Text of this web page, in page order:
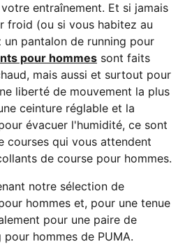
entraînement. Et si jamais
froid (ou si vous habitez au
un pantalon de running pour
pour hommes sont faits
mais aussi et surtout pour
liberté de mouvement la plus
ceinture réglable et la
évacuer l'humidité, ce sont
courses qui vous attendent
de course pour hommes.
notre sélection de
hommes et, pour une tenue
pour une paire de
hommes de PUMA.